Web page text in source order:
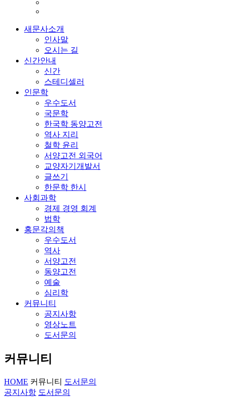
새문사소개
인사말
오시는 길
신간안내
신간
스테디셀러
인문학
우수도서
국문학
한국학 동양고전
역사 지리
철학 윤리
서양고전 외국어
교양자기개발서
글쓰기
한문학 한시
사회과학
경제 경영 회계
법학
홍문각의책
우수도서
역사
서양고전
동양고전
예술
심리학
커뮤니티
공지사항
영상노트
도서문의
커뮤니티
HOME 커뮤니티
도서문의
공지사항 도서문의